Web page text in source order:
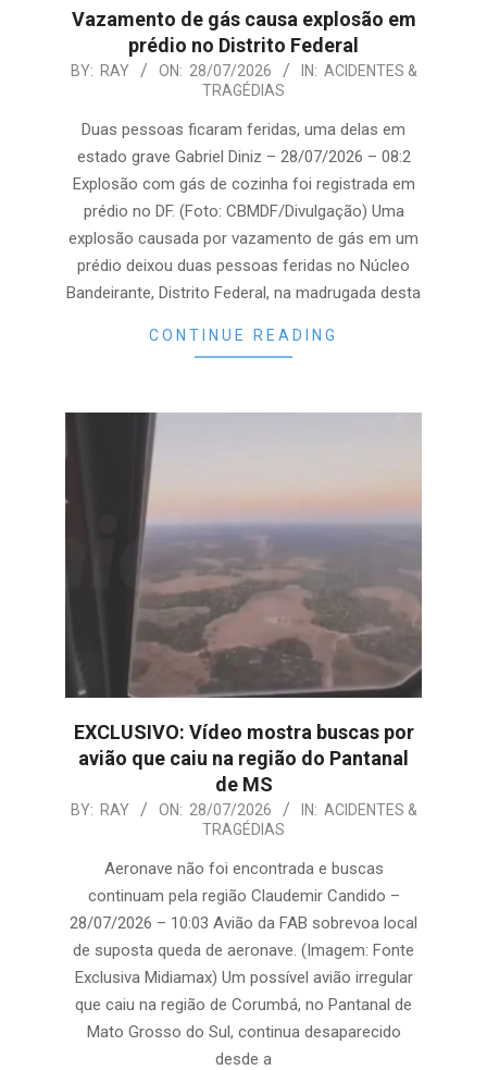
Vazamento de gás causa explosão em
prédio no Distrito Federal
2026-
BY: RAY ON: 28/07/2026 IN: ACIDENTES &
TRAGÉDIAS
Duas pessoas ficaram feridas, uma delas em
estado grave Gabriel Diniz – 28/07/2026 – 08:2
Explosão com gás de cozinha foi registrada em
prédio no DF. (Foto: CBMDF/Divulgação) Uma
explosão causada por vazamento de gás em um
prédio deixou duas pessoas feridas no Núcleo
Bandeirante, Distrito Federal, na madrugada desta
CONTINUE READING
EXCLUSIVO: Vídeo mostra buscas por
avião que caiu na região do Pantanal
de MS
2026-
BY: RAY ON: 28/07/2026 IN: ACIDENTES &
TRAGÉDIAS
Aeronave não foi encontrada e buscas
continuam pela região Claudemir Candido –
28/07/2026 – 10:03 Avião da FAB sobrevoa local
de suposta queda de aeronave. (Imagem: Fonte
Exclusiva Midiamax) Um possível avião irregular
que caiu na região de Corumbá, no Pantanal de
Mato Grosso do Sul, continua desaparecido
desde a